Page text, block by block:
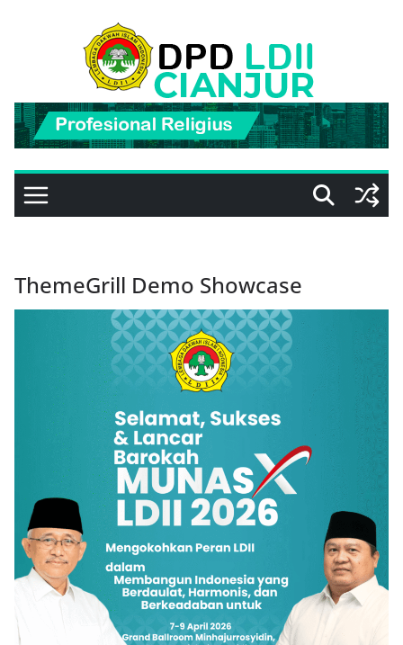
ThemeGrill Demo Showcase